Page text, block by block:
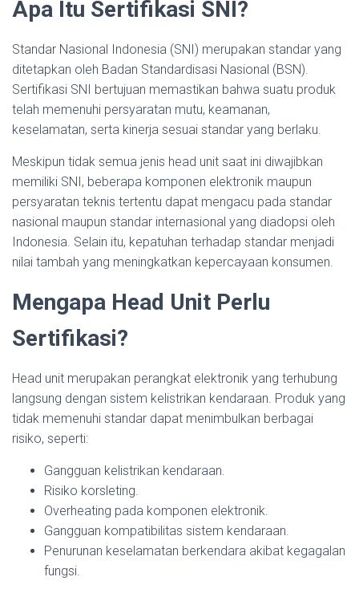
Apa Itu Sertifikasi SNI?
Standar Nasional Indonesia (SNI) merupakan standar yang
ditetapkan oleh Badan Standardisasi Nasional (BSN).
Sertifikasi SNI bertujuan memastikan bahwa suatu produk
telah memenuhi persyaratan mutu, keamanan,
keselamatan, serta kinerja sesuai standar yang berlaku.
Meskipun tidak semua jenis head unit saat ini diwajibkan
memiliki SNI, beberapa komponen elektronik maupun
persyaratan teknis tertentu dapat mengacu pada standar
nasional maupun standar internasional yang diadopsi oleh
Indonesia. Selain itu, kepatuhan terhadap standar menjadi
nilai tambah yang meningkatkan kepercayaan konsumen.
Mengapa Head Unit Perlu
Sertifikasi?
Head unit merupakan perangkat elektronik yang terhubung
langsung dengan sistem kelistrikan kendaraan. Produk yang
tidak memenuhi standar dapat menimbulkan berbagai
risiko, seperti:
Gangguan kelistrikan kendaraan.
Risiko korsleting.
Overheating pada komponen elektronik.
Gangguan kompatibilitas sistem kendaraan.
Penurunan keselamatan berkendara akibat kegagalan
fungsi.